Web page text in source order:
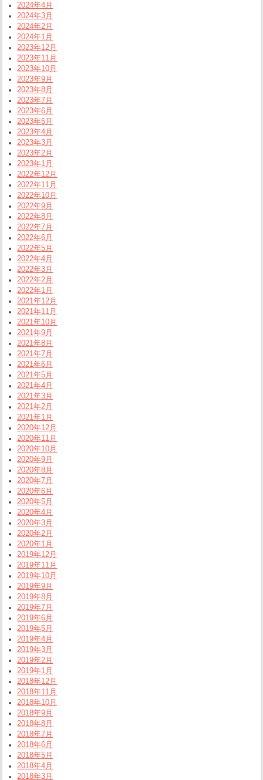
2024年4月
2024年3月
2024年2月
2024年1月
2023年12月
2023年11月
2023年10月
2023年9月
2023年8月
2023年7月
2023年6月
2023年5月
2023年4月
2023年3月
2023年2月
2023年1月
2022年12月
2022年11月
2022年10月
2022年9月
2022年8月
2022年7月
2022年6月
2022年5月
2022年4月
2022年3月
2022年2月
2022年1月
2021年12月
2021年11月
2021年10月
2021年9月
2021年8月
2021年7月
2021年6月
2021年5月
2021年4月
2021年3月
2021年2月
2021年1月
2020年12月
2020年11月
2020年10月
2020年9月
2020年8月
2020年7月
2020年6月
2020年5月
2020年4月
2020年3月
2020年2月
2020年1月
2019年12月
2019年11月
2019年10月
2019年9月
2019年8月
2019年7月
2019年6月
2019年5月
2019年4月
2019年3月
2019年2月
2019年1月
2018年12月
2018年11月
2018年10月
2018年9月
2018年8月
2018年7月
2018年6月
2018年5月
2018年4月
2018年3月